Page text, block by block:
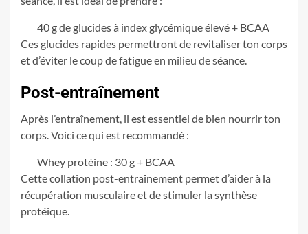
40 g de glucides à index glycémique élevé + BCAA
Ces glucides rapides permettront de revitaliser ton corps
et d’éviter le coup de fatigue en milieu de séance.
Post-entraînement
Après l’entraînement, il est essentiel de bien nourrir ton
corps. Voici ce qui est recommandé :
Whey protéine : 30 g + BCAA
Cette collation post-entraînement permet d’aider à la
récupération musculaire et de stimuler la synthèse
protéique.